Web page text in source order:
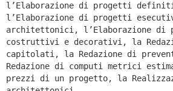
l’Elaborazione di progetti
l’Elaborazione di progetti
architettonici, l’Elaborazione di
costruttivi e decorativi, la
capitolati, la Redazione di
Redazione di computi metrici
prezzi di un progetto, la